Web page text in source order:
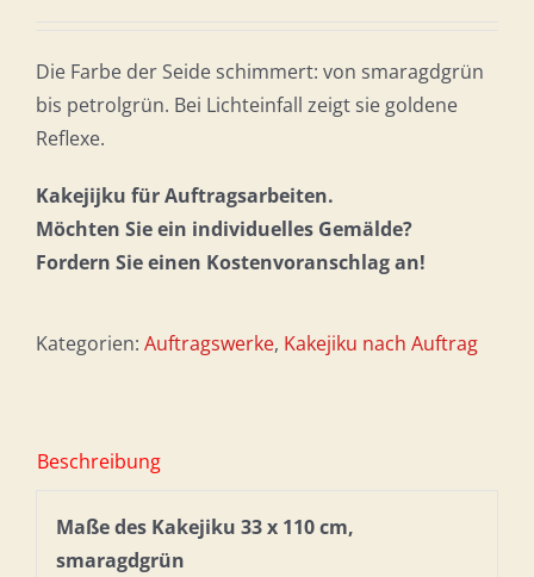
Die Farbe der Seide schimmert: von smaragdgrün
bis petrolgrün. Bei Lichteinfall zeigt sie goldene
Reflexe.
Kakejijku für Auftragsarbeiten.
Möchten Sie ein individuelles Gemälde?
Fordern Sie einen Kostenvoranschlag an!
Kategorien: Auftragswerke, Kakejiku nach Auftrag
Beschreibung
Maße des Kakejiku 33 x 110 cm,
smaragdgrün